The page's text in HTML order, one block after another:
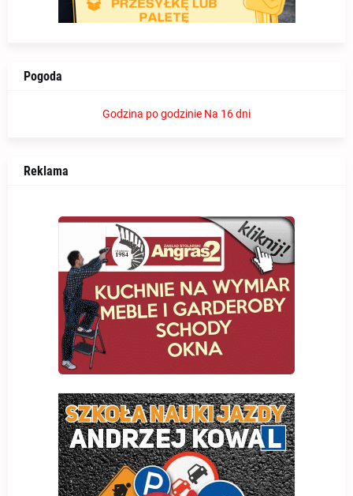
Pogoda
Godzina po godzinie Na 16 dni
Reklama